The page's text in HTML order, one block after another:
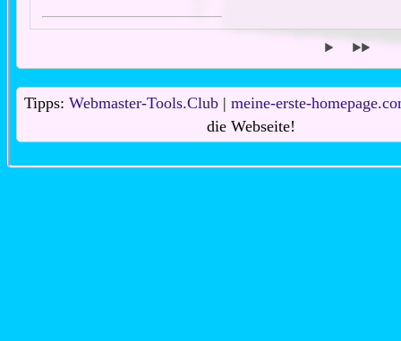
Tipps:Webmaster-Tools.Club |meine-erste-
die Webseite!